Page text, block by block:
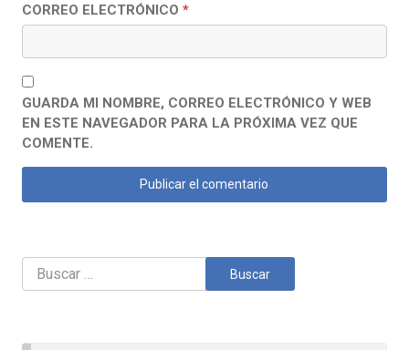
CORREO ELECTRÓNICO *
GUARDA MI NOMBRE, CORREO ELECTRÓNICO Y WEB
EN ESTE NAVEGADOR PARA LA PRÓXIMA VEZ QUE
COMENTE.
Buscar: